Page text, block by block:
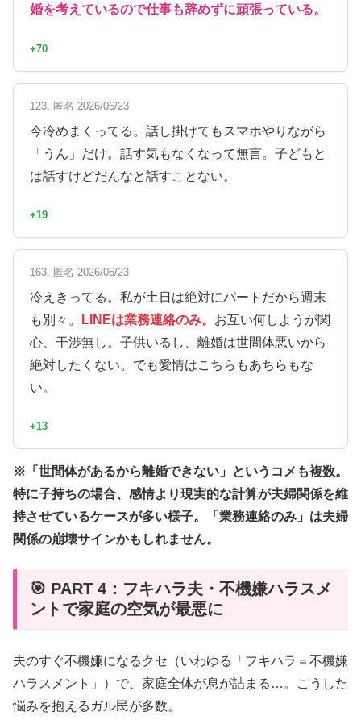
婚を考えているので仕事も辞めずに頑張っている。
+70
123. 匿名 2026/06/23
今冷めまくってる。話し掛けてもスマホやりながら
「うん」だけ。話す気もなくなって無言。子どもと
は話すけどだんなと話すことない。
+19
163. 匿名 2026/06/23
冷えきってる。私が土日は絶対にパートだから週末
も別々。
LINEは業務連絡のみ。 お互い何しようが関
心、干渉無し。子供いるし、離婚は世間体悪いから
絶対したくない。でも愛情はこちらもあちらもな
い。
+13
※「世間体があるから離婚できない」というコメも複数。
特に子持ちの場合、感情より現実的な計算が夫婦関係を維
持させているケースが多い様子。「業務連絡のみ」は夫婦
関係の崩壊サインかもしれません。
🎯 PART 4：フキハラ夫・不機嫌ハラスメ
ントで家庭の空気が最悪に
夫のすぐ不機嫌になるクセ（いわゆる「フキハラ＝不機嫌
ハラスメント」）で、家庭全体が息が詰まる…。こうした
悩みを抱えるガル民が多数。